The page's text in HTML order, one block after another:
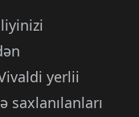
yerlii